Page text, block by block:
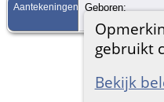
gebruikt
Bekijk
Aantekeningen
Geboren:
Ga naar